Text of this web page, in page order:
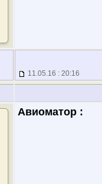
11.05.16 : 20:16
Авиоматор :